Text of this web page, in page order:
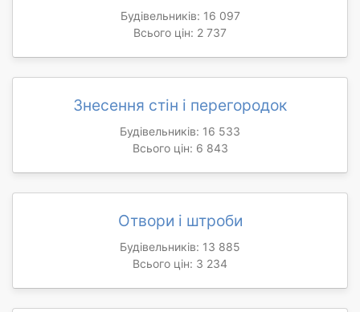
Будівельників: 16 097
Всього цін: 2 737
Знесення стін і перегородок
Будівельників: 16 533
Всього цін: 6 843
Отвори і штроби
Будівельників: 13 885
Всього цін: 3 234